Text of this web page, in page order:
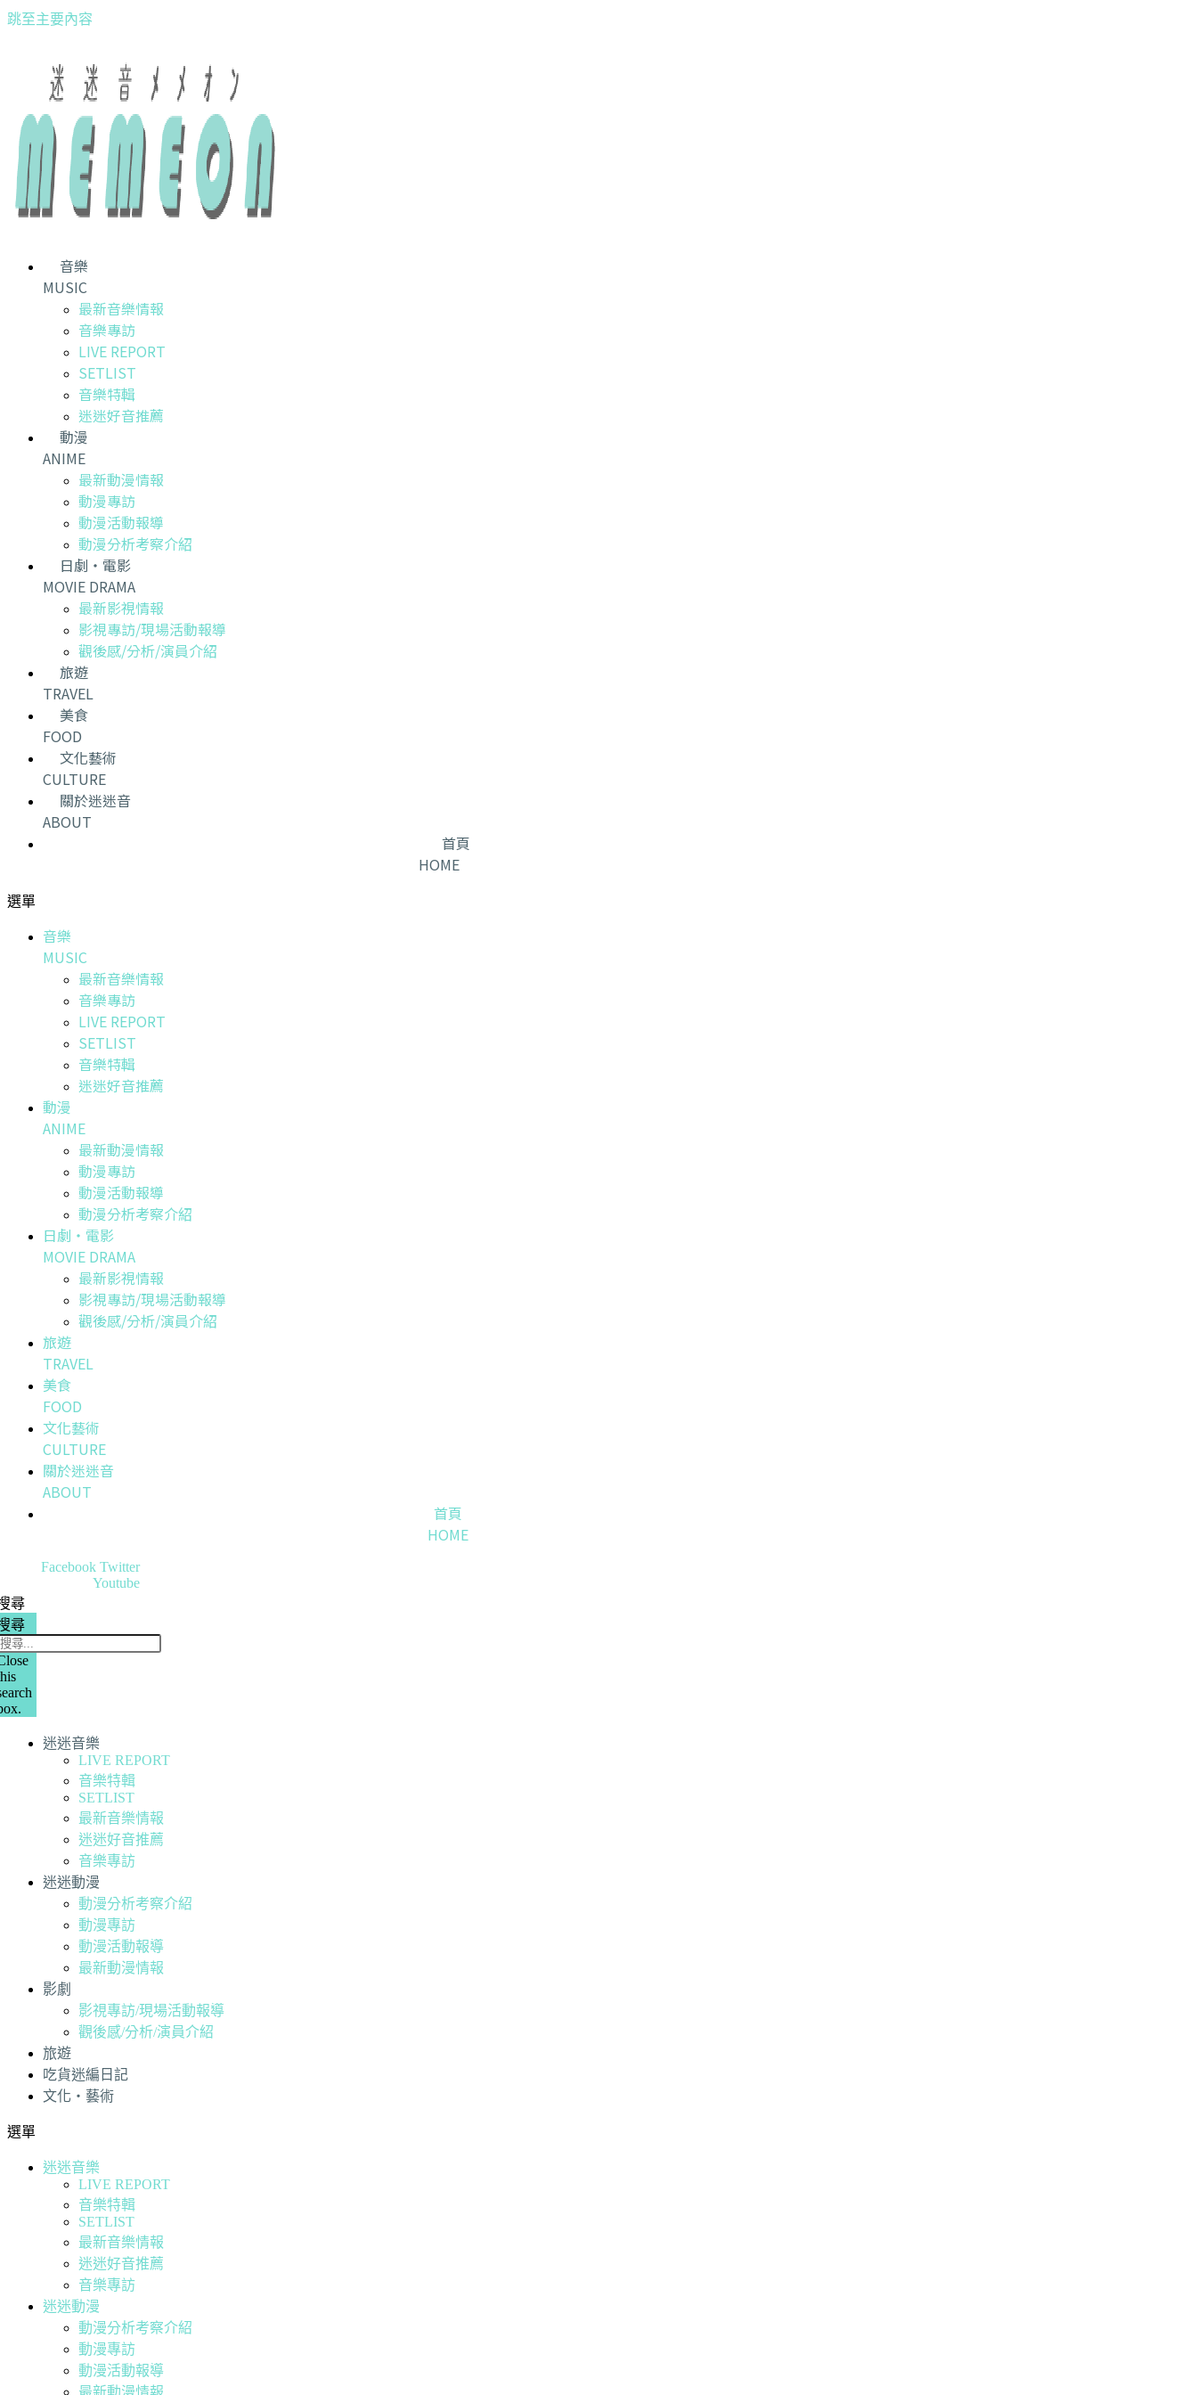
跳至主要內容
音樂
MUSIC
最新音樂情報
音樂專訪
LIVE REPORT
SETLIST
音樂特輯
迷迷好音推薦
動漫
ANIME
最新動漫情報
動漫專訪
動漫活動報導
動漫分析考察介紹
日劇・電影
MOVIE DRAMA
最新影視情報
影視專訪/現場活動報導
觀後感/分析/演員介紹
旅遊
TRAVEL
美食
FOOD
文化藝術
CULTURE
關於迷迷音
ABOUT
首頁
HOME
選單
音樂
MUSIC
最新音樂情報
音樂專訪
LIVE REPORT
SETLIST
音樂特輯
迷迷好音推薦
動漫
ANIME
最新動漫情報
動漫專訪
動漫活動報導
動漫分析考察介紹
日劇・電影
MOVIE DRAMA
最新影視情報
影視專訪/現場活動報導
觀後感/分析/演員介紹
旅遊
TRAVEL
美食
FOOD
文化藝術
CULTURE
關於迷迷音
ABOUT
首頁
HOME
Facebook Twitter
Youtube
尋
尋
迷迷音樂
LIVE REPORT
音樂特輯
SETLIST
最新音樂情報
迷迷好音推薦
音樂專訪
迷迷動漫
動漫分析考察介紹
動漫專訪
動漫活動報導
最新動漫情報
影劇
影視專訪/現場活動報導
觀後感/分析/演員介紹
旅遊
吃貨迷編日記
文化・藝術
選單
迷迷音樂
LIVE REPORT
音樂特輯
SETLIST
最新音樂情報
迷迷好音推薦
音樂專訪
迷迷動漫
動漫分析考察介紹
動漫專訪
動漫活動報導
最新動漫情報